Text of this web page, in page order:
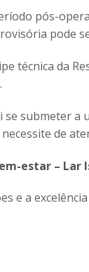
pós-
pode
técnica da
se submeter
de
estar – Lar
e a